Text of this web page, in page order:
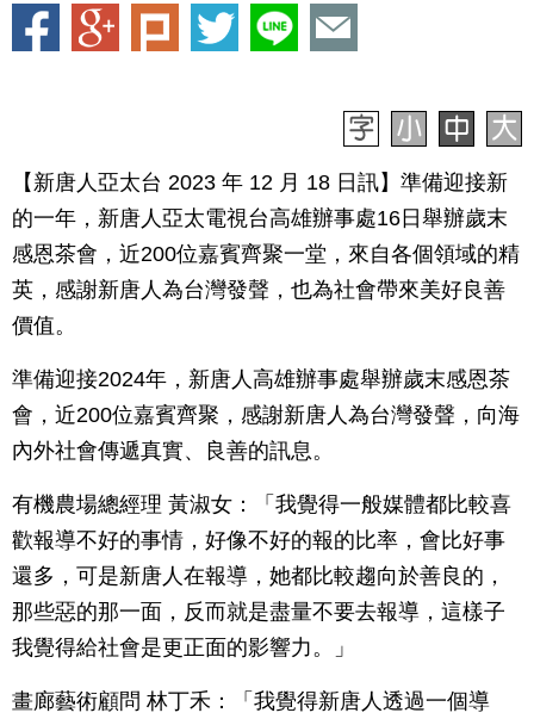
【新唐人亞太台 2023 年 12 月 18 日訊】準備迎接新
的一年，新唐人亞太電視台高雄辦事處16日舉辦歲末
感恩茶會，近200位嘉賓齊聚一堂，來自各個領域的精
英，感謝新唐人為台灣發聲，也為社會帶來美好良善
價值。
準備迎接2024年，新唐人高雄辦事處舉辦歲末感恩茶
會，近200位嘉賓齊聚，感謝新唐人為台灣發聲，向海
內外社會傳遞真實、良善的訊息。
有機農場總經理 黃淑女：「我覺得一般媒體都比較喜
歡報導不好的事情，好像不好的報的比率，會比好事
還多，可是新唐人在報導，她都比較趨向於善良的，
那些惡的那一面，反而就是盡量不要去報導，這樣子
我覺得給社會是更正面的影響力。」
畫廊藝術顧問 林丁禾：「我覺得新唐人透過一個導